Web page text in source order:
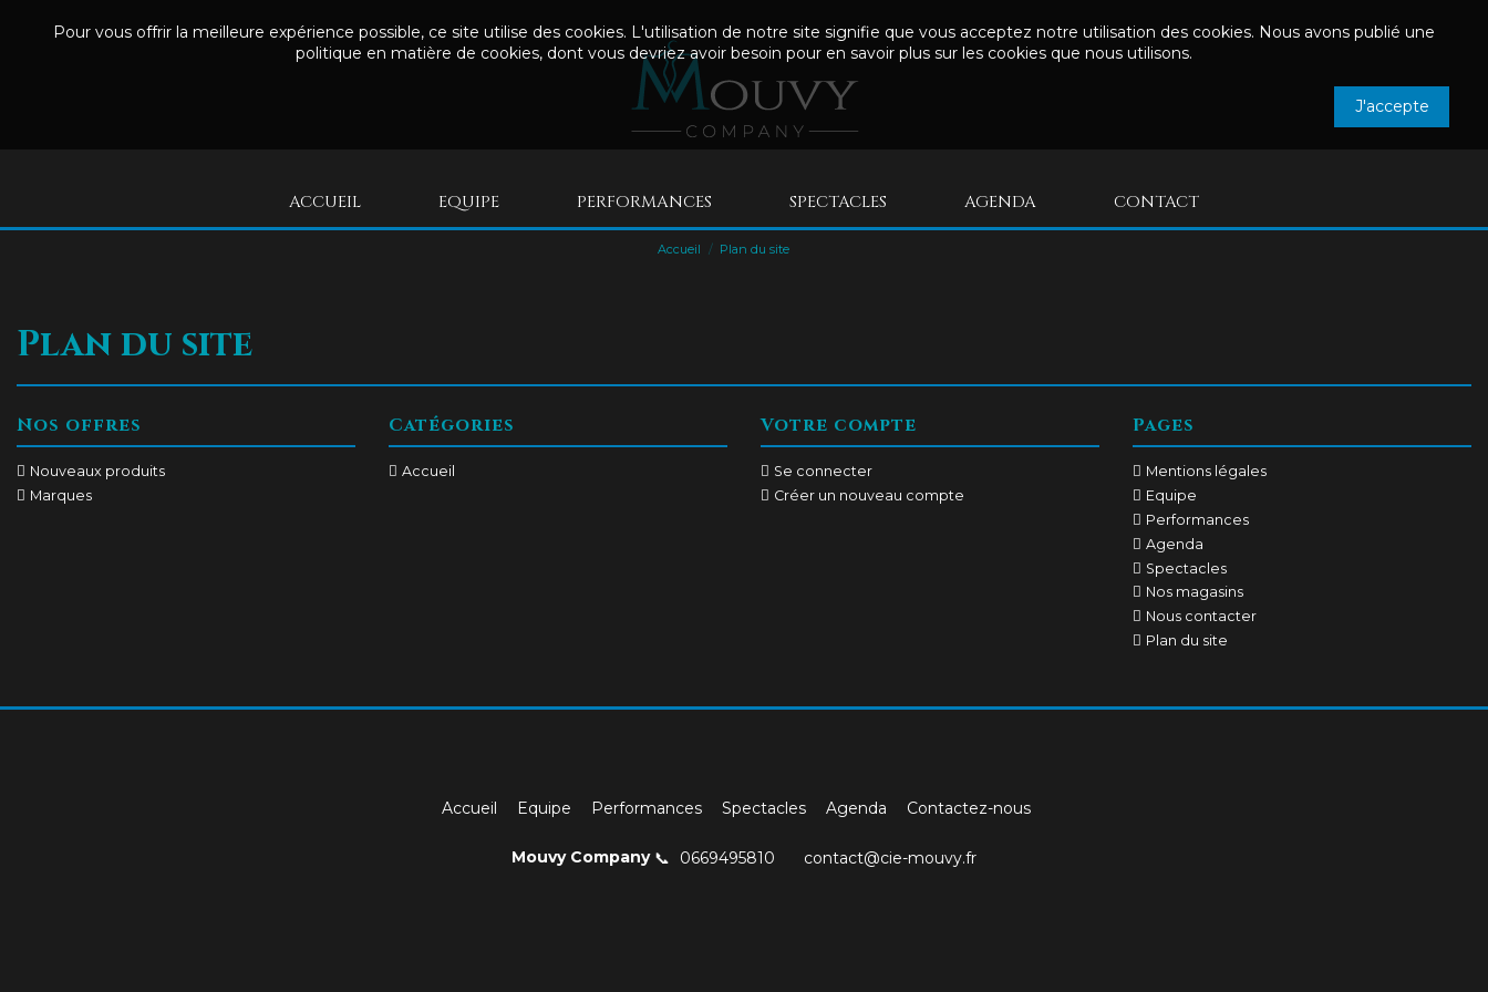
ACCUEIL EQUIPE PERFORMANCES SPECTACLES AGENDA CONTACT
Accueil Plan du site
Plan du site
Nos offres
Nouveaux produits
Marques
Catégories
Accueil
Votre compte
Se connecter
Créer un nouveau compte
Pages
Mentions légales
Equipe
Performances
Agenda
Spectacles
Nos magasins
Nous contacter
Plan du site
Accueil Equipe Performances Spectacles Agenda Contactez-nous
Mouvy Company 0669495810 contact@cie-mouvy.fr
Pour vous offrir la meilleure expérience possible, ce site utilise des cookies. L'utilisation de notre site signifie que vous acceptez notre utilisation des cookies. Nous avons publié une
politique en matière de cookies, dont vous devriez avoir besoin pour en savoir plus sur les cookies que nous utilisons.
J'accepte